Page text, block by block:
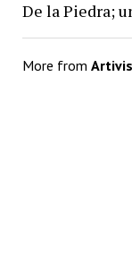
De la Piedra;
More from